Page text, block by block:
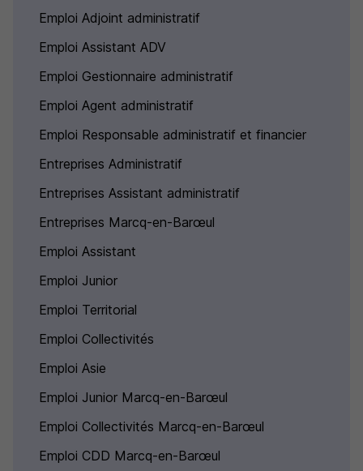
Emploi Adjoint administratif
Emploi Assistant ADV
Emploi Gestionnaire administratif
Emploi Agent administratif
Emploi Responsable administratif et financier
Entreprises Administratif
Entreprises Assistant administratif
Entreprises Marcq-en-Barœul
Emploi Assistant
Emploi Junior
Emploi Territorial
Emploi Collectivités
Emploi Asie
Emploi Junior Marcq-en-Barœul
Emploi Collectivités Marcq-en-Barœul
Emploi CDD Marcq-en-Barœul